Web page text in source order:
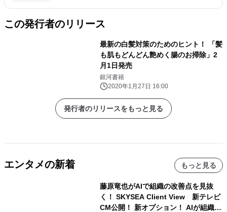
この発行者のリリース
最新の白髪対策のためのヒント！ 「髪
も肌もどんどん艶めく腸のお掃除」2
月1日発売
銀河書籍
2020年1月27日 16:00
発行者のリリースをもっと見る
エンタメの新着 もっと見る
藤原竜也がAIで組織の改善点を見抜
く！ SKYSEA Client View 新テレビ
CM公開！ 新オプション！ AIが組織の